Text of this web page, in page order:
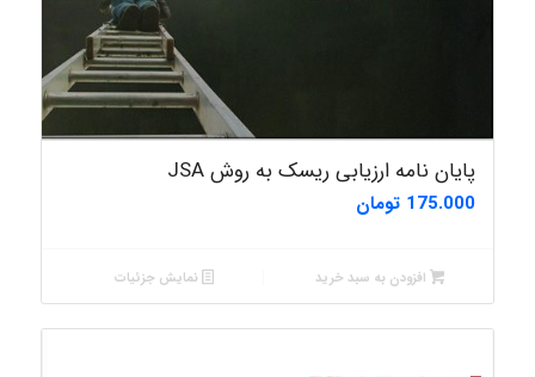
پایان نامه ارزیابی ریسک به روش JSA
175.000 تومان
افزودن به سبد خرید نمایش جزئیات